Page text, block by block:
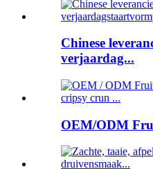
Chinese
verjaardag...
OEM/ODM